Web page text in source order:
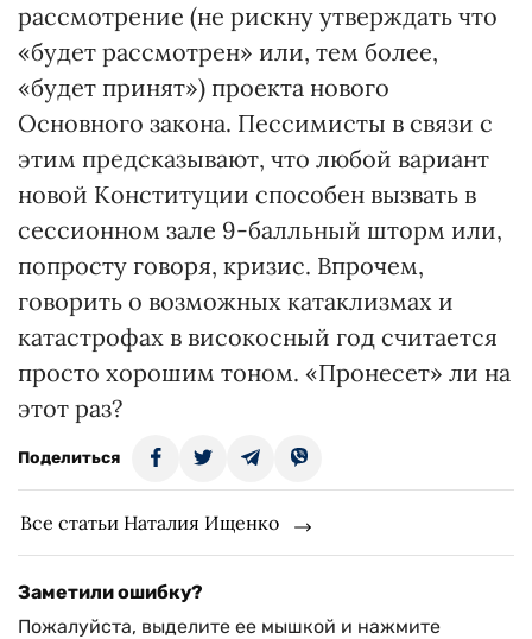
рассмотрение (не рискну утверждать что
«будет рассмотрен» или, тем более,
«будет принят») проекта нового
Основного закона. Пессимисты в связи с
этим предсказывают, что любой вариант
новой Конституции способен вызвать в
сессионном зале 9-балльный шторм или,
попросту говоря, кризис. Впрочем,
говорить о возможных катаклизмах и
катастрофах в високосный год считается
просто хорошим тоном. «Пронесет» ли на
этот раз?
Поделиться
Все статьи Наталия Ищенко
Заметили ошибку?
Пожалуйста, выделите ее мышкой и нажмите